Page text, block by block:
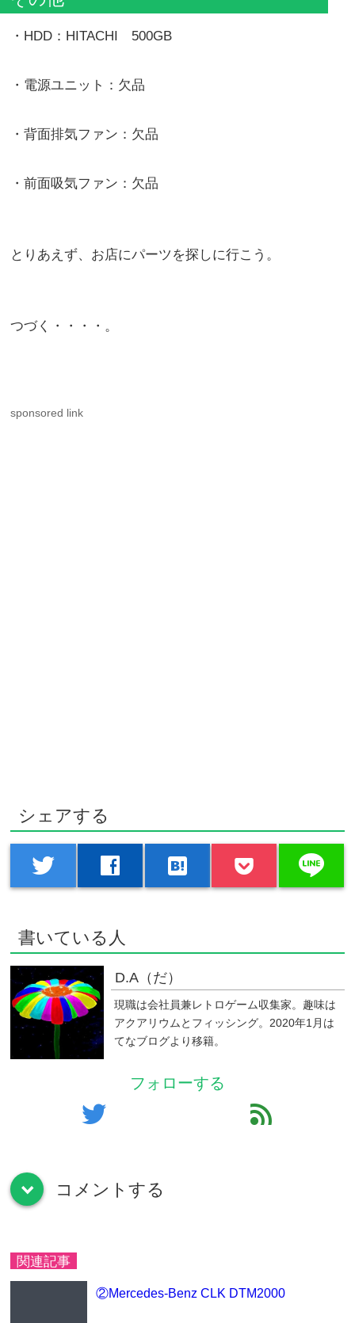
・HDD：HITACHI 500GB
・電源ユニット：欠品
・背面排気ファン：欠品
・前面吸気ファン：欠品
とりあえず、お店にパーツを探しに行こう。
つづく・・・・。
sponsored link
シェアする
twitter facebook hatenabookmark line
書いている人
D.A（だ）
現職は会社員兼レトロゲーム収集家。趣味は
アクアリウムとフィッシング。2020年1月は
てなブログより移籍。
フォローする
twitter feed
down コメントする
関連記事
②Mercedes-Benz CLK DTM2000